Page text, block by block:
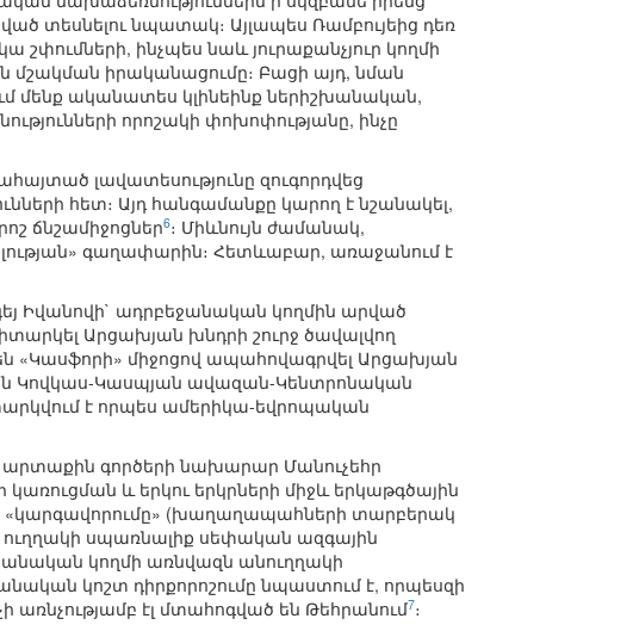
տեսնելու նպատակ։ Այլապես Ռամբույեից դեռ
ինչպես նաև յուրաքանչյուր կողմի
իրականացումը։ Բացի այդ, նման
մենք ականատես կլինեինք ներիշխանական,
որոշակի փոխոփությանը, ինչը
լավատեսությունը զուգորդվեց
հետ։ Այդ հանգամանքը կարող է նշանակել,
ճնշամիջոցներ6։ Միևնույն ժամանակ,
գաղափարին։ Հետևաբար, առաջանում է
Իվանովի` ադրբեջանական կողմին արված
Արցախյան խնդրի շուրջ ծավալվող
«Կասֆորի» միջոցով ապահովագրվել Արցախյան
Կովկաս-Կասպյան ավազան-Կենտրոնական
է որպես ամերիկա-եվրոպական
արտաքին գործերի նախարար Մանուչեհր
և երկու երկրների միջև երկաթգծային
«կարգավորումը» (խաղաղապահների տարբերակ
սպառնալիք սեփական ազգային
կողմի առնվազն անուղղակի
կոշտ դիրքորոշումը նպաստում է, որպեսզի
առնչությամբ էլ մտահոգված են Թեհրանում7։